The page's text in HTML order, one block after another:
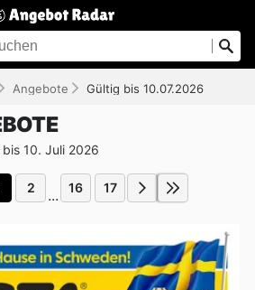
Angebote Gültig bis 10.07.2026
10. Juli 2026
2 ... 16 17